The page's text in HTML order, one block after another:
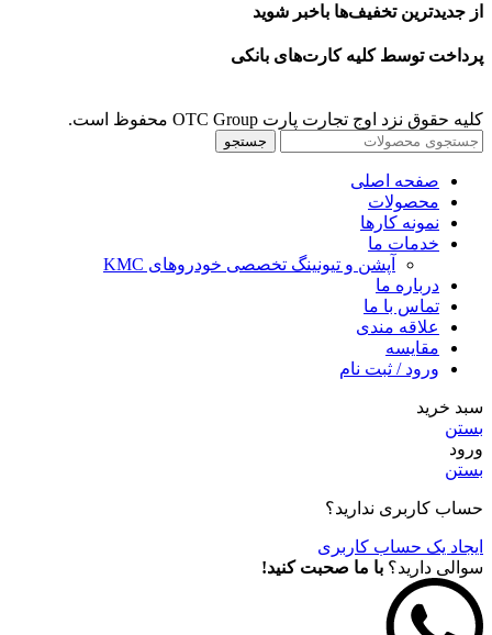
از جدیدترین تخفیف‌ها باخبر شوید
پرداخت توسط کلیه کارت‌های بانکی
کلیه حقوق نزد اوج تجارت پارت OTC Group محفوظ است.
جستجو
صفحه اصلی
محصولات
نمونه کارها
خدمات ما
آپشن و تیونینگ تخصصی خودروهای KMC
درباره ما
تماس با ما
علاقه مندی
مقايسه
ورود / ثبت نام
سبد خرید
بستن
ورود
بستن
حساب کاربری ندارید؟
ایجاد یک حساب کاربری
سوالی دارید؟ با ما صحبت کنید!